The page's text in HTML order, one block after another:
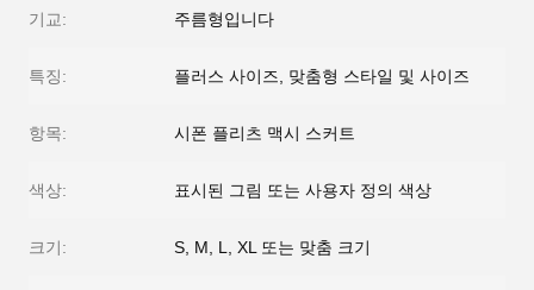
기교: 주름형입니다
특징: 플러스 사이즈, 맞춤형 스타일 및 사이즈
항목: 시폰 플리츠 맥시 스커트
색상: 표시된 그림 또는 사용자 정의 색상
크기: S, M, L, XL 또는 맞춤 크기